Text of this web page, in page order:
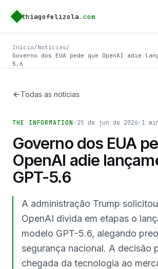
thiagofelizola .com
Início/Notícias/
Governo dos EUA pede que OpenAI adie
5.6
Todas as notícias
THE INFORMATION · 25 de jun de 2026 · 1
Governo dos EUA
OpenAI adie
GPT-5.6
A administração Trump
OpenAI divida em etapas o
modelo GPT-5.6, alegando
segurança nacional. A decisão
chegada da tecnologia ao